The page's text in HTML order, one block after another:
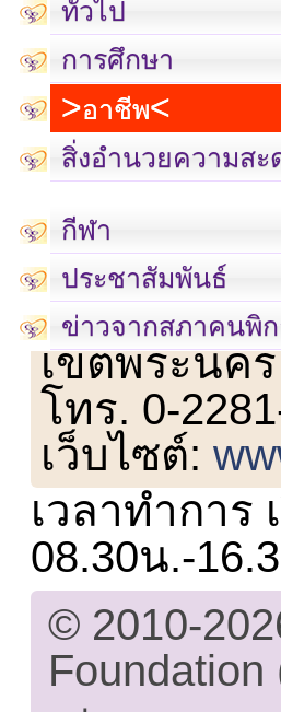
ทั่วไป
การศึกษา
อาชีพ
สิ่งอำนวยความสะ
กีฬา
ประชาสัมพันธ์
ข่าวจากสภาคนพิก
เลขที่ 23 ชั้
เขตพระนค
โทร. 0-
เว็บไซต์:
เวลาทำการ
08.30น.-
© 2010-